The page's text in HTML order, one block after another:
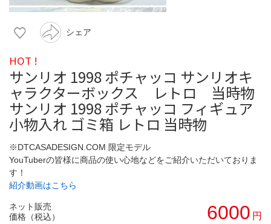
シェア
HOT !
サンリオ 1998 ポチャッコ サンリオキ
ャラクターボックス レトロ 当時物
サンリオ 1998 ポチャッコ フィギュア
小物入れ ゴミ箱 レトロ 当時物
※DTCASADESIGN.COM 限定モデル
YouTuberの皆様に商品の使い心地などをご紹介いただいておりま
す！
紹介動画はこちら
ネット販売
価格（税込）
6000 円